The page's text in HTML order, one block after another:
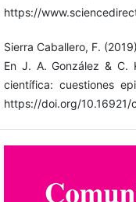
https://
Sierra Caballero, F.
En J. A. González & C.
científica: cuestiones
https://doi.org/10.16921/